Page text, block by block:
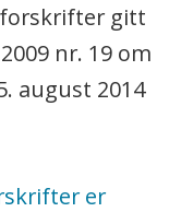
gitt
nr. 19 om
august 2014
er